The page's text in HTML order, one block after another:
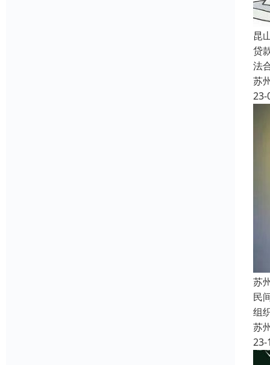
昆
贷
法
苏
23-
苏
民
组
苏
23-